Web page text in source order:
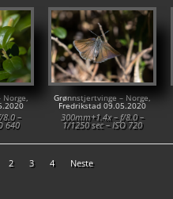
Norge,
8.0 –
640
Grønnstjertvinge – Norge,
Fredrikstad 09.05.2020
300mm+1.4x – f/8.0 –
1/1250 sec – ISO 720
2 3 4 Neste